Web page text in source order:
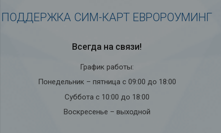
ПОДДЕРЖКА СИМ-КАРТ ЕВРОРОУМИНГ
Всегда на связи!
График работы:
Понедельник – пятница с 09:00 до 18:00
Суббота с 10:00 до 18:00
Воскресенье – выходной